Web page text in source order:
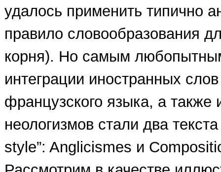
удалось применить типично
правило словообразования
корня). Но самым
интеграции иностранных
французского языка, а также
неологизмов стали два
style”: Anglicismes и